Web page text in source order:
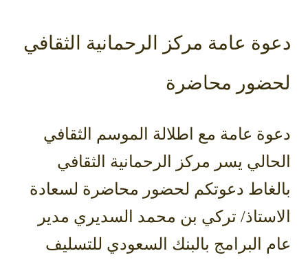
دعوة عامة مركز الرحمانية الثقافي
لحضور محاضرة
دعوة عامة مع اطلالة الموسم الثقافي
الحالي يسر مركز الرحمانية الثقافي
بالغاط دعوتكم لحضور محاضرة لسعادة
الاستاذ/ تركي بن محمد السديري مدير
عام البرامج بالبنك السعودي للتسليف